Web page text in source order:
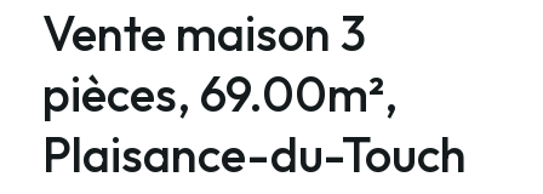
Vente maison 3
pièces, 69.00m²,
Plaisance-du-Touch